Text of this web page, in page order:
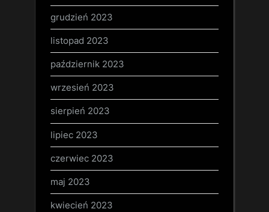
grudzień 2023
listopad 2023
październik 2023
wrzesień 2023
sierpień 2023
lipiec 2023
czerwiec 2023
maj 2023
kwiecień 2023